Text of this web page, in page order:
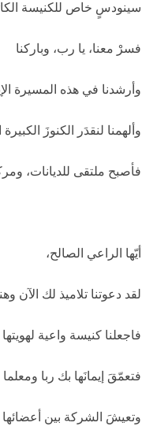
سينودسٍ خاص للكنيسة
فسرْ معنا، يا رب، وباركنا
وأرشدنا في هذه المسيرة
وألهمنا لنقدَر الكنوزَ
فأصبح ملتقى للديانات،
أيّها الراعي الصالح،
لقد دعوتنا تلاميذ لك الآن
فاجعلنا كنيسة واعية لهويتها
فتعمّقَ إيمانَها بك ربا ومعلما
وتعيشَ الشركة بين